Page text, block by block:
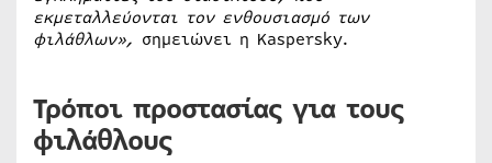
εκμεταλλεύονται τον ενθουσιασμό των
φιλάθλων», σημειώνει η Kaspersky.
Τρόποι προστασίας για τους
φιλάθλους